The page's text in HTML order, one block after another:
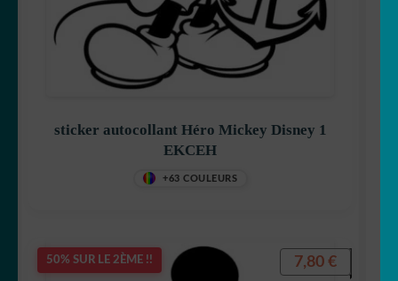
sticker autocollant Héro Mickey Disney 1
EKCEH
+63 COULEURS
50% SUR LE 2ÈME !! 7,80 €